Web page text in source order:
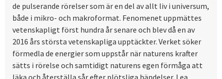
de pulserande rörelser som är en del av allt liv i universum,
både i mikro- och makroformat. Fenomenet uppmättes
vetenskapligt först hundra år senare och blev då en av
2016 års största vetenskapliga upptäckter. Verket söker
förmedla de energier som uppstår när naturens krafter
sätts i rörelse och samtidigt naturens egen förmåga att